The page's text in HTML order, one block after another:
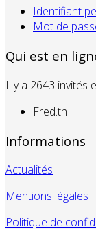
Identifiant
Mot de
Qui est en
Il y a 2643 invités
Fred.th
Informations
Actualités
Mentions légales
Politique de